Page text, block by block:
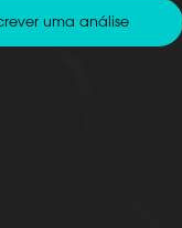
uma análise